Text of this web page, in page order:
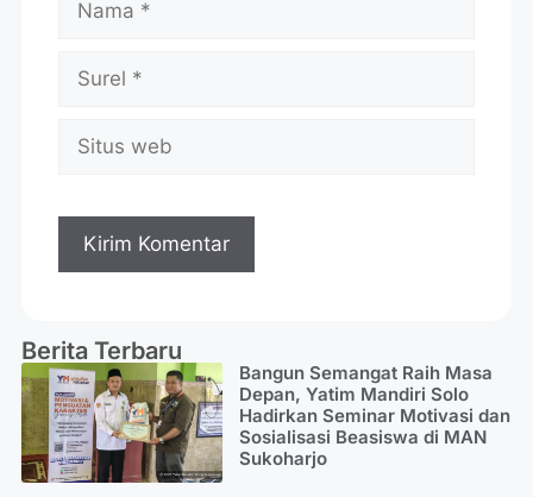
Berita Terbaru
Bangun Semangat Raih Masa
Depan, Yatim Mandiri Solo
Hadirkan Seminar Motivasi dan
Sosialisasi Beasiswa di MAN
Sukoharjo